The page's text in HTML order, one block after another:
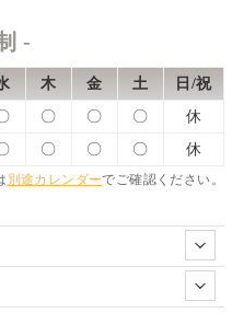
-
木 金 土 日/祝
〇 〇 〇 休
〇 〇 〇 休
別途カレンダーでご確認ください。